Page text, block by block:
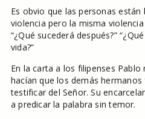
Es obvio que las personas
violencia pero la misma
“¿Qué sucederá después?”
vida?”
En la carta a los filipenses Pablo
hacían que los demás
testificar del Señor. Su
a predicar la palabra sin temor.